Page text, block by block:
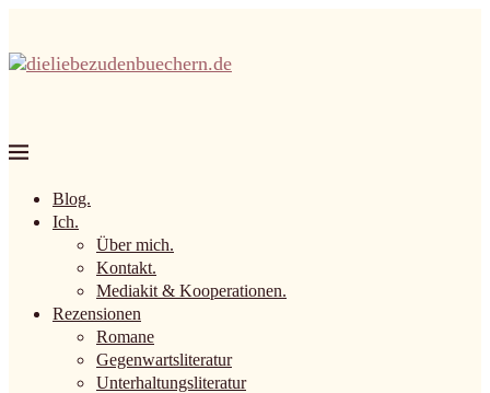
Blog.
Ich.
Über mich.
Kontakt.
Mediakit & Kooperationen.
Rezensionen
Romane
Gegenwartsliteratur
Unterhaltungsliteratur